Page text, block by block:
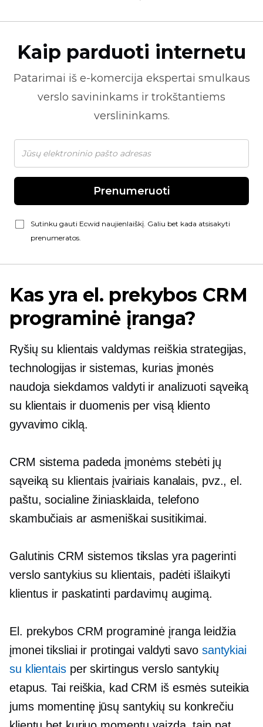
Kaip parduoti internetu
Patarimai iš e-komercija ekspertai smulkaus
verslo savininkams ir trokštantiems
verslininkams.
Prenumeruoti
Sutinku gauti Ecwid naujienlaiškį. Galiu bet kada atsisakyti
prenumeratos.
Kas yra el. prekybos CRM
programinė įranga?
Ryšių su klientais valdymas reiškia strategijas,
technologijas ir sistemas, kurias įmonės
naudoja siekdamos valdyti ir analizuoti sąveiką
su klientais ir duomenis per visą kliento
gyvavimo ciklą.
CRM sistema padeda įmonėms stebėti jų
sąveiką su klientais įvairiais kanalais, pvz., el.
paštu, socialine žiniasklaida, telefono
skambučiais ar asmeniškaisusitikimai.
Galutinis CRM sistemos tikslas yra pagerinti
verslo santykius su klientais, padėti išlaikyti
klientus ir paskatinti pardavimų augimą.
El. prekybos CRM programinė įranga leidžia
įmonei tiksliai ir protingai valdyti savo santykiai
su klientaisper skirtingus verslo santykių
etapus. Tai reiškia, kad CRM iš esmės suteikia
jums momentinę jūsų santykių su konkrečiu